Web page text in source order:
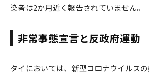
染者は2か月近く報告されていません。
非常事態宣言と反政府運動
タイにおいては、新型コロナウイルス